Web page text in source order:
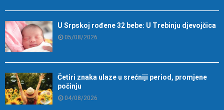
U Srpskoj rođene 32 bebe: U Trebinju djevojčica
05/08/2026
Četiri znaka ulaze u srećniji period, promjene
počinju
04/08/2026